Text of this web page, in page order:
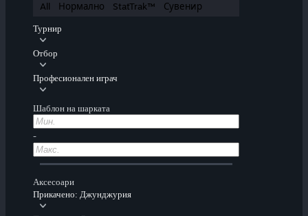
All Нормално StatTrak™ Сувенир
Турнир
Отбор
Професионален играч
Шаблон на шарката
-
Аксесоари
Прикачено: Джунджурия